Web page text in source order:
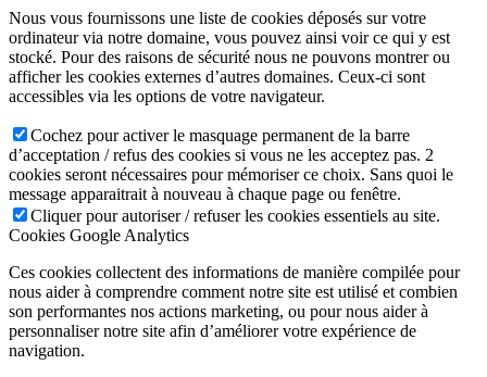
Nous vous fournissons une liste de cookies déposés sur votre
ordinateur via notre domaine, vous pouvez ainsi voir ce qui y est
stocké. Pour des raisons de sécurité nous ne pouvons montrer ou
afficher les cookies externes d’autres domaines. Ceux-ci sont
accessibles via les options de votre navigateur.
Cochez pour activer le masquage permanent de la barre
d’acceptation / refus des cookies si vous ne les acceptez pas. 2
cookies seront nécessaires pour mémoriser ce choix. Sans quoi le
message apparaitrait à nouveau à chaque page ou fenêtre.
Cliquer pour autoriser / refuser les cookies essentiels au site.
Cookies Google Analytics
Ces cookies collectent des informations de manière compilée pour
nous aider à comprendre comment notre site est utilisé et combien
son performantes nos actions marketing, ou pour nous aider à
personnaliser notre site afin d’améliorer votre expérience de
navigation.